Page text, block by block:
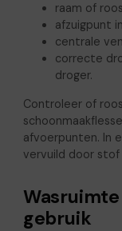
raam of
afzuigpunt
centrale
correcte
droger.
Controleer of
afvoerpunten. In
vervuild door stof
gebruik